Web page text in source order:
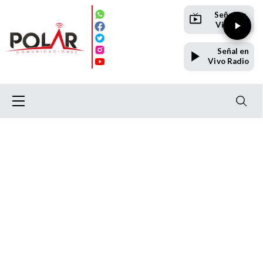
Señal en
Vivo TV
Señal en
Vivo Radio